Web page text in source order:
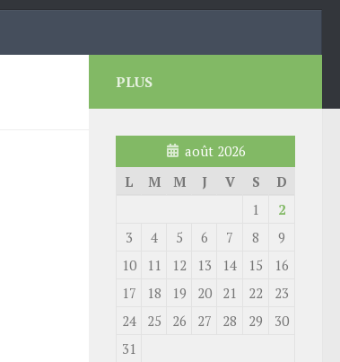
PLUS
août 2026
L
M M J V S
D
1
2
3
4 5 6 7 8
9
10
11 12 13 14 15
16
17
18 19 20 21 22
23
24
25 26 27 28 29
30
31